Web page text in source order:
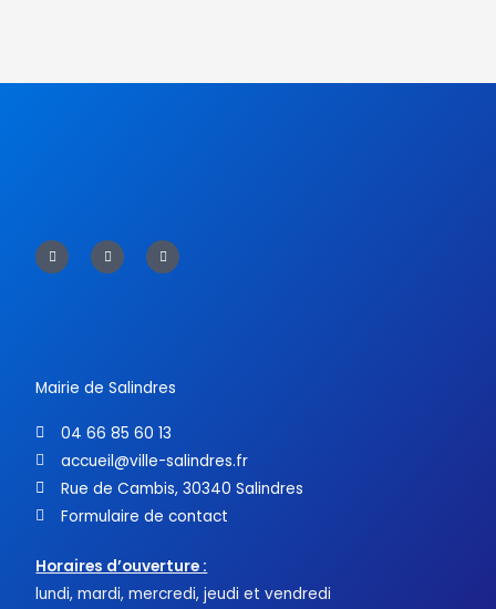
a
c
e
w
i
t
o
u
t
Mairie de Salindres
04 66 85 60 13
accueil@ville-salindres.fr
Rue de Cambis, 30340 Salindres
Formulaire de contact
Horaires d’ouverture :
lundi, mardi, mercredi, jeudi et vendredi